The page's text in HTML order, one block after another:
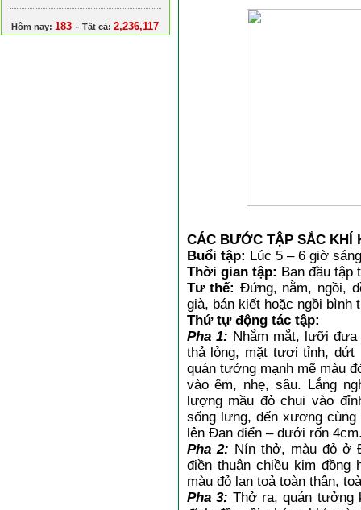
Hôm nay: 183 - Tất cả: 2,236,117
CÁC BƯỚC TẬP SẮC KHÍ
Buổi tập: Lúc 5 – 6 giờ
Thời gian tập: Ban đầu tập
Tư thế: Đứng, nằm, ngồi,
già, bán kiết hoặc ngồi bình
Thứ tự động tác tập:
Pha 1: Nhắm mắt, lưỡi đưa
thả lỏng, mặt tươi tỉnh, dứt
quán tưởng mạnh mẽ màu
vào êm, nhẹ, sâu. Lắng
lượng mầu đỏ chui vào
sống lưng, đến xương
lên Đan điển – dưới rốn
Pha 2: Nín thở, màu đỏ ở
điền thuận chiều kim đồng
màu đỏ lan toả toàn thân,
Pha 3: Thở ra, quán tưởng